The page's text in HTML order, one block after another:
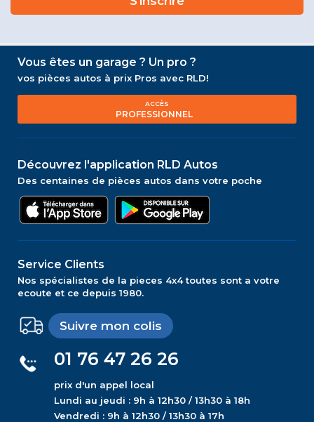
Vous êtes un garage ? Un pro ?
vos pièces autos à prix Pros avec RLD!
ACCÈS
PROFESSIONNEL
Découvrez l'application RLD Autos
Des centaines de pièces autos dans votre poche
Service Clients
Nos spécialistes de la pieces 4x4 toutes sont a votre
ecoute et ce depuis 1980.
Suivre mon colis
01 76 47 26 26
prix d'un appel local
Lundi au jeudi : 9h à 12h30 / 13h30 à 18h
Vendredi : 9h à 12h30 / 13h30 à 17h